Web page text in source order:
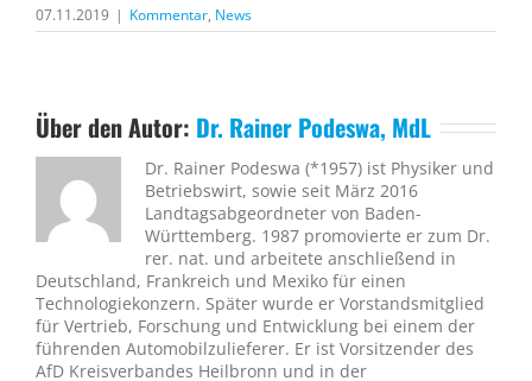
07.11.2019 | Kommentar, News
Über den Autor: Dr. Rainer Podeswa, MdL
Dr. Rainer Podeswa (*1957) ist Physiker und
Betriebswirt, sowie seit März 2016
Landtagsabgeordneter von Baden-
Württemberg. 1987 promovierte er zum Dr.
rer. nat. und arbeitete anschließend in
Deutschland, Frankreich und Mexiko für einen
Technologiekonzern. Später wurde er Vorstandsmitglied
für Vertrieb, Forschung und Entwicklung bei einem der
führenden Automobilzulieferer. Er ist Vorsitzender des
AfD Kreisverbandes Heilbronn und in der